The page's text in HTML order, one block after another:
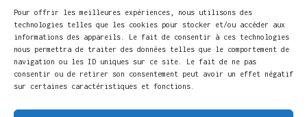
Pour offrir les meilleures expériences, nous utilisons des
technologies telles que les cookies pour stocker et/ou accéder aux
informations des appareils. Le fait de consentir à ces technologies
nous permettra de traiter des données telles que le comportement de
navigation ou les ID uniques sur ce site. Le fait de ne pas
consentir ou de retirer son consentement peut avoir un effet négatif
sur certaines caractéristiques et fonctions.
LIEU